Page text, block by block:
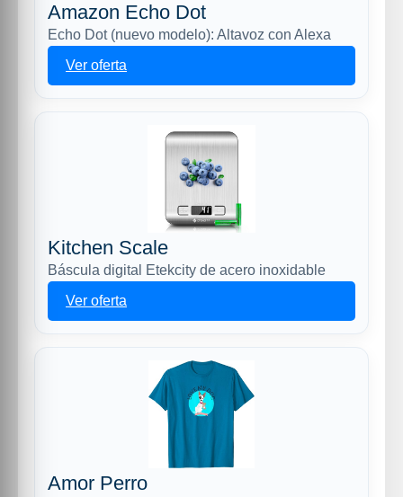
Amazon Echo Dot
Echo Dot (nuevo modelo): Altavoz con Alexa
Ver oferta
Kitchen Scale
Báscula digital Etekcity de acero inoxidable
Ver oferta
Amor Perro